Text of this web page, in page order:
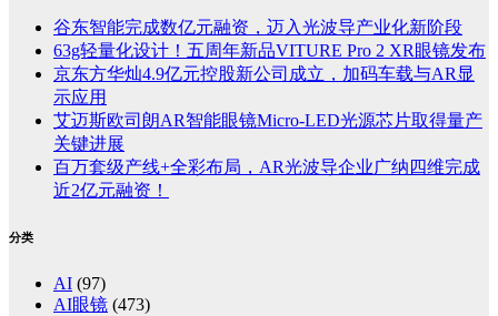
谷东智能完成数亿元融资，迈入光波导产业化新阶段
63g轻量化设计！五周年新品VITURE Pro 2 XR眼镜发布
京东方华灿4.9亿元控股新公司成立，加码车载与AR显
示应用
艾迈斯欧司朗AR智能眼镜Micro-LED光源芯片取得量产
关键进展
百万套级产线+全彩布局，AR光波导企业广纳四维完成
近2亿元融资！
分类
AI (97)
AI眼镜 (473)